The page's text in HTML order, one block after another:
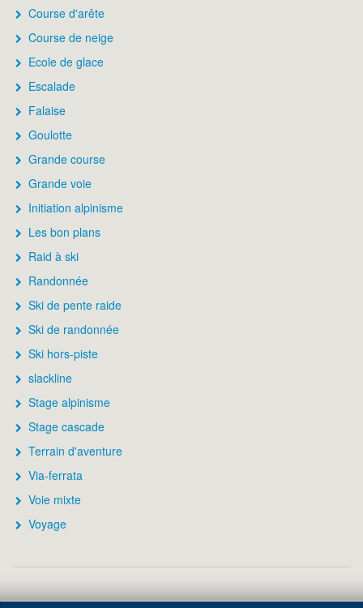
Course d'arête
Course de neige
Ecole de glace
Escalade
Falaise
Goulotte
Grande course
Grande voie
Initiation alpinisme
Les bon plans
Raid à ski
Randonnée
Ski de pente raide
Ski de randonnée
Ski hors-piste
slackline
Stage alpinisme
Stage cascade
Terrain d'aventure
Via-ferrata
Voie mixte
Voyage